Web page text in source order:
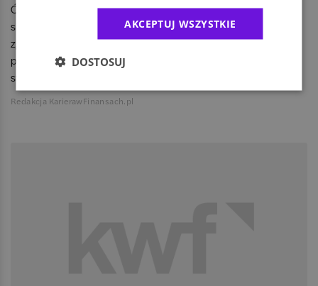
Ósma edycja ogólnopolskiego konkursu EYe on Tax spotkała
się z rekordowym zainteresowaniem studentów – swój udział
zgłosiły aż 642 drużyny. Uczestnicy, studenci kierunków
prawniczych i ekonomicznych, zmierzyli się z zadaniami
stawianymi profesjonalnym doradcom podatkowym.
Redakcja KarierawFinansach.pl
AKCEPTUJ WSZYSTKIE
DOSTOSUJ